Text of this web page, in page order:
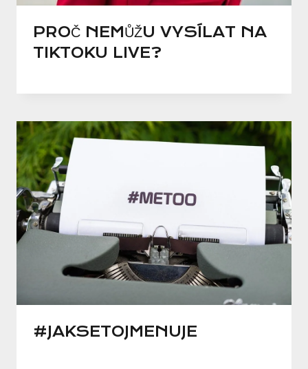
PROČ NEMŮŽU VYSÍLAT NA
TIKTOKU LIVE?
#JAKSETOJMENUJE